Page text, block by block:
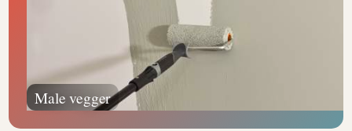
Male vegger